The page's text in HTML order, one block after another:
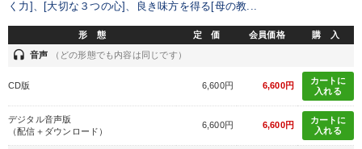
く力]、[大切な３つの心]、良き味方を得る[母の教...
形 態 定 価 会員価格 購 入
headset 音声 （どの形態でも内容は同じです）
CD版 6,600円 6,600円
カートに
入れる
デジタル音声版
（配信＋ダウンロード）
6,600円 6,600円
カートに
入れる